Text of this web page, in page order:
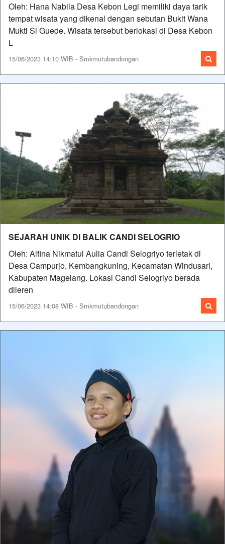
Oleh: Hana Nabila Desa Kebon Legi memiliki daya tarik
tempat wisata yang dikenal dengan sebutan Bukit Wana
Mukti Si Guede. Wisata tersebut berlokasi di Desa Kebon
L
15/06/2023 14:10 WIB - Smkmutubandongan
SEJARAH UNIK DI BALIK CANDI SELOGRIO
Oleh: Alfina Nikmatul Aulia Candi Selogriyo terletak di
Desa Campurjo, Kembangkuning, Kecamatan Windusari,
Kabupaten Magelang. Lokasi Candi Selogriyo berada
dileren
15/06/2023 14:08 WIB - Smkmutubandongan